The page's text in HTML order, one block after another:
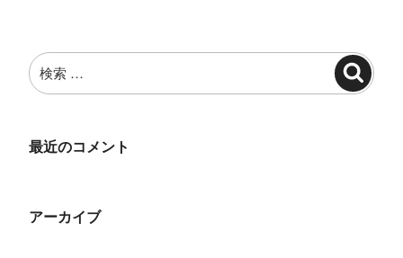
ン
検
索:
検
索
最近のコメント
アーカイブ